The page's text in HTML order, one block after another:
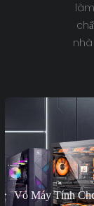
nhà
Vỏ Máy Tính